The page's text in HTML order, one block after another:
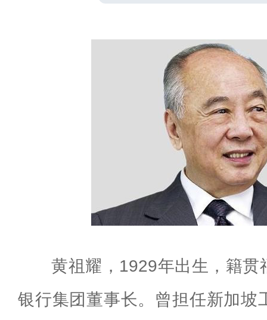
黄祖耀，1929年出生，籍贯
银行集团董事长。曾担任新加坡